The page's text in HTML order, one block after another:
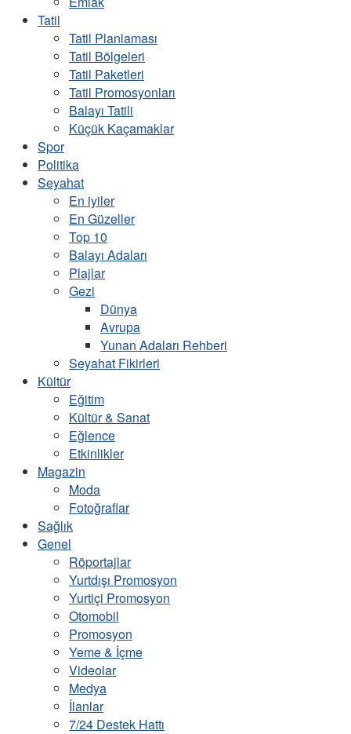
Tatil
Tatil Planlaması
Tatil Bölgeleri
Tatil Paketleri
Tatil Promosyonları
Balayı Tatili
Küçük Kaçamaklar
Spor
Politika
Seyahat
En iyiler
En Güzeller
Top 10
Balayı Adaları
Plajlar
Gezi
Dünya
Avrupa
Yunan Adaları Rehberi
Seyahat Fikirleri
Kültür
Eğitim
Kültür & Sanat
Eğlence
Etkinlikler
Magazin
Moda
Fotoğraflar
Sağlık
Genel
Röportajlar
Yurtdışı Promosyon
Yurtiçi Promosyon
Otomobil
Promosyon
Yeme & İçme
Videolar
Medya
İlanlar
7/24 Destek Hattı